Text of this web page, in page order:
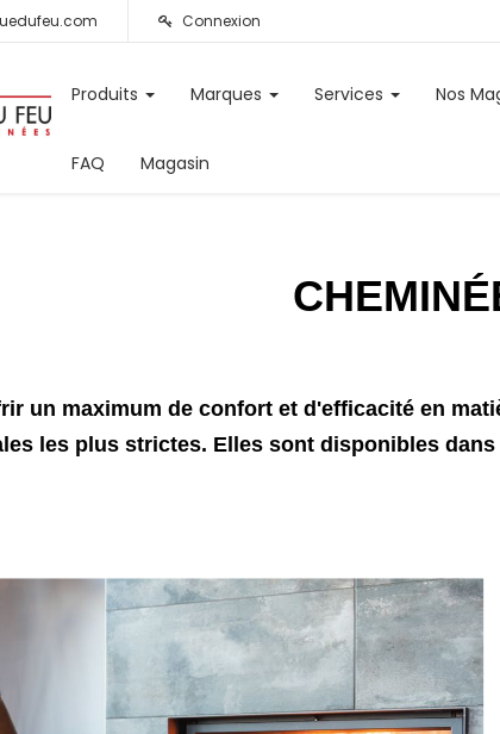
Connexion
Produits Marques Services Nos
FAQ Magasin
un maximum de confort et d'efficacité en
les plus strictes. Elles sont disponibles